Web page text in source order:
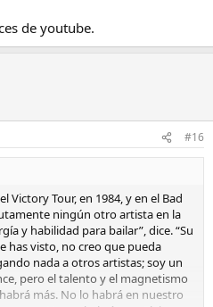
de youtube.
#16
Victory Tour, en 1984, y en el Bad
ningún otro artista en la
y habilidad para bailar”, dice. “Su
has visto, no creo que pueda
nada a otros artistas; soy un
pero el talento y el magnetismo
más. No lo habrá en nuestro